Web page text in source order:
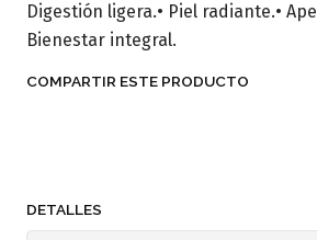
Digestión ligera.• Piel radiante.•
Bienestar integral.
COMPARTIR ESTE PRODUCTO
DETALLES